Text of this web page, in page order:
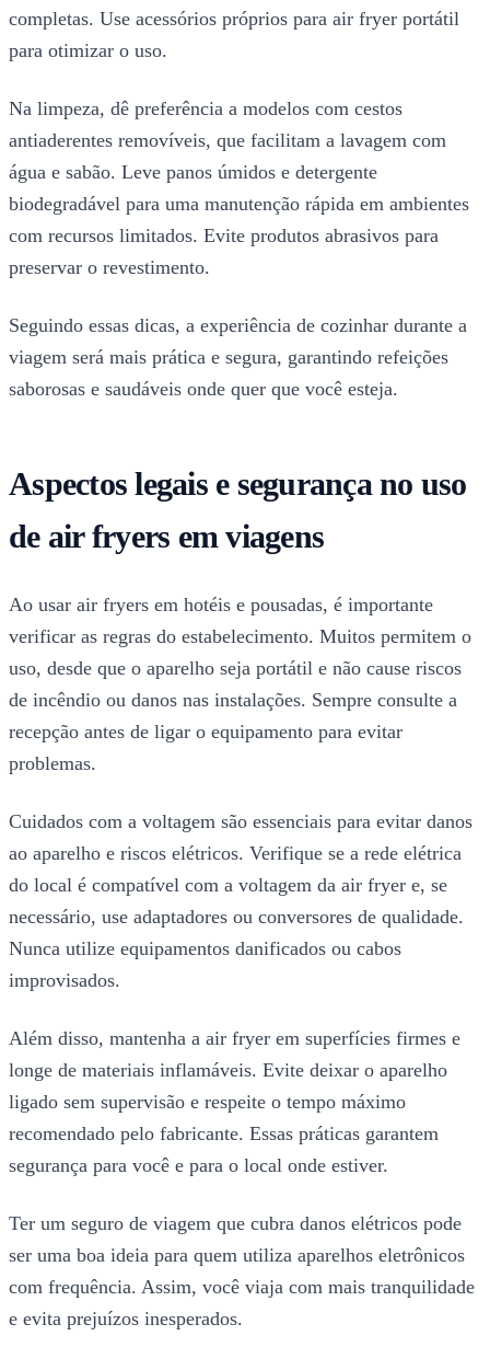
completas. Use acessórios próprios para air fryer portátil
para otimizar o uso.
Na limpeza, dê preferência a modelos com cestos
antiaderentes removíveis, que facilitam a lavagem com
água e sabão. Leve panos úmidos e detergente
biodegradável para uma manutenção rápida em ambientes
com recursos limitados. Evite produtos abrasivos para
preservar o revestimento.
Seguindo essas dicas, a experiência de cozinhar durante a
viagem será mais prática e segura, garantindo refeições
saborosas e saudáveis onde quer que você esteja.
Aspectos legais e segurança no uso
de air fryers em viagens
Ao usar air fryers em hotéis e pousadas, é importante
verificar as regras do estabelecimento. Muitos permitem o
uso, desde que o aparelho seja portátil e não cause riscos
de incêndio ou danos nas instalações. Sempre consulte a
recepção antes de ligar o equipamento para evitar
problemas.
Cuidados com a voltagem são essenciais para evitar danos
ao aparelho e riscos elétricos. Verifique se a rede elétrica
do local é compatível com a voltagem da air fryer e, se
necessário, use adaptadores ou conversores de qualidade.
Nunca utilize equipamentos danificados ou cabos
improvisados.
Além disso, mantenha a air fryer em superfícies firmes e
longe de materiais inflamáveis. Evite deixar o aparelho
ligado sem supervisão e respeite o tempo máximo
recomendado pelo fabricante. Essas práticas garantem
segurança para você e para o local onde estiver.
Ter um seguro de viagem que cubra danos elétricos pode
ser uma boa ideia para quem utiliza aparelhos eletrônicos
com frequência. Assim, você viaja com mais tranquilidade
e evita prejuízos inesperados.